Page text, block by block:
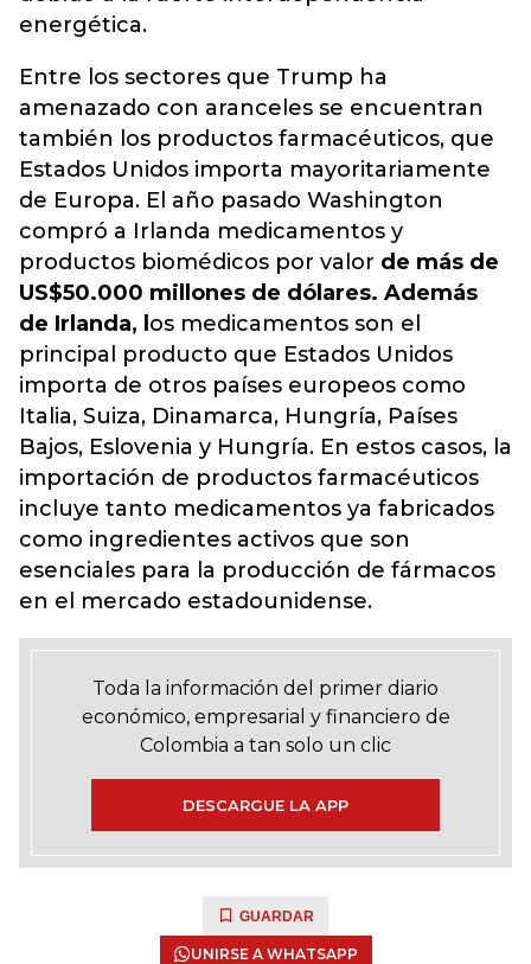
energética.
Entre los sectores que Trump ha
amenazado con aranceles se encuentran
también los productos farmacéuticos, que
Estados Unidos importa mayoritariamente
de Europa. El año pasado Washington
compró a Irlanda medicamentos y
productos biomédicos por valor de más de
US$50.000 millones de dólares. Además
de Irlanda, l os medicamentos son el
principal producto que Estados Unidos
importa de otros países europeos como
Italia, Suiza, Dinamarca, Hungría, Países
Bajos, Eslovenia y Hungría. En estos casos, la
importación de productos farmacéuticos
incluye tanto medicamentos ya fabricados
como ingredientes activos que son
esenciales para la producción de fármacos
en el mercado estadounidense.
Toda la información del primer diario
económico, empresarial y financiero de
Colombia a tan solo un clic
DESCARGUE LA APP
GUARDAR
UNIRSE A WHATSAPP